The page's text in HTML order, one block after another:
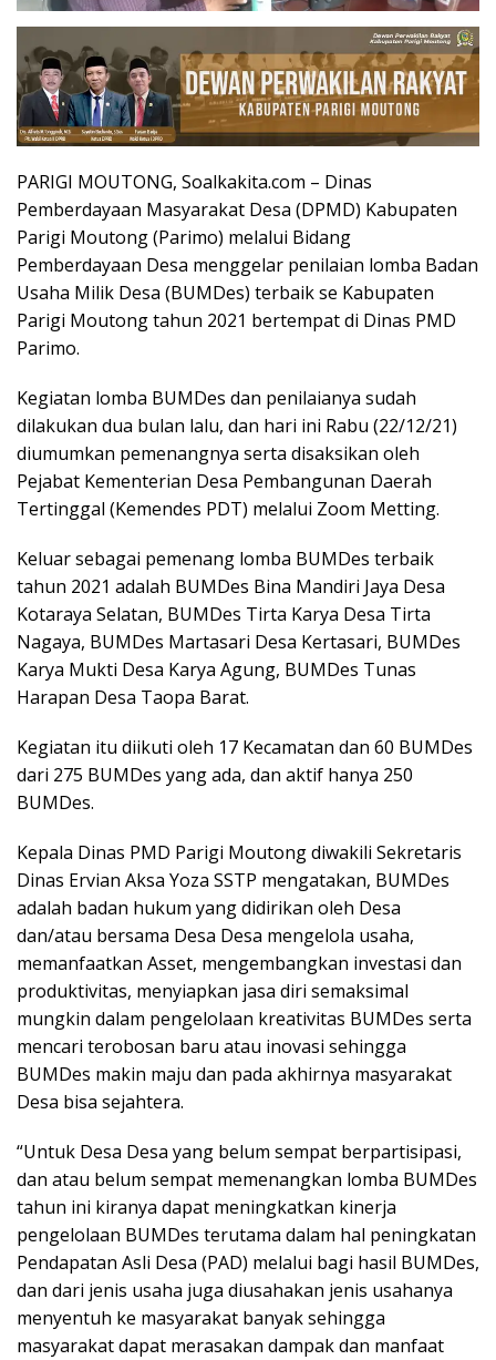
PARIGI MOUTONG, Soalkakita.com – Dinas
Pemberdayaan Masyarakat Desa (DPMD) Kabupaten
Parigi Moutong (Parimo) melalui Bidang
Pemberdayaan Desa menggelar penilaian lomba Badan
Usaha Milik Desa (BUMDes) terbaik se Kabupaten
Parigi Moutong tahun 2021 bertempat di Dinas PMD
Parimo.
Kegiatan lomba BUMDes dan penilaianya sudah
dilakukan dua bulan lalu, dan hari ini Rabu (22/12/21)
diumumkan pemenangnya serta disaksikan oleh
Pejabat Kementerian Desa Pembangunan Daerah
Tertinggal (Kemendes PDT) melalui Zoom Metting.
Keluar sebagai pemenang lomba BUMDes terbaik
tahun 2021 adalah BUMDes Bina Mandiri Jaya Desa
Kotaraya Selatan, BUMDes Tirta Karya Desa Tirta
Nagaya, BUMDes Martasari Desa Kertasari, BUMDes
Karya Mukti Desa Karya Agung, BUMDes Tunas
Harapan Desa Taopa Barat.
Kegiatan itu diikuti oleh 17 Kecamatan dan 60 BUMDes
dari 275 BUMDes yang ada, dan aktif hanya 250
BUMDes.
Kepala Dinas PMD Parigi Moutong diwakili Sekretaris
Dinas Ervian Aksa Yoza SSTP mengatakan, BUMDes
adalah badan hukum yang didirikan oleh Desa
dan/atau bersama Desa Desa mengelola usaha,
memanfaatkan Asset, mengembangkan investasi dan
produktivitas, menyiapkan jasa diri semaksimal
mungkin dalam pengelolaan kreativitas BUMDes serta
mencari terobosan baru atau inovasi sehingga
BUMDes makin maju dan pada akhirnya masyarakat
Desa bisa sejahtera.
“Untuk Desa Desa yang belum sempat berpartisipasi,
dan atau belum sempat memenangkan lomba BUMDes
tahun ini kiranya dapat meningkatkan kinerja
pengelolaan BUMDes terutama dalam hal peningkatan
Pendapatan Asli Desa (PAD) melalui bagi hasil BUMDes,
dan dari jenis usaha juga diusahakan jenis usahanya
menyentuh ke masyarakat banyak sehingga
masyarakat dapat merasakan dampak dan manfaat